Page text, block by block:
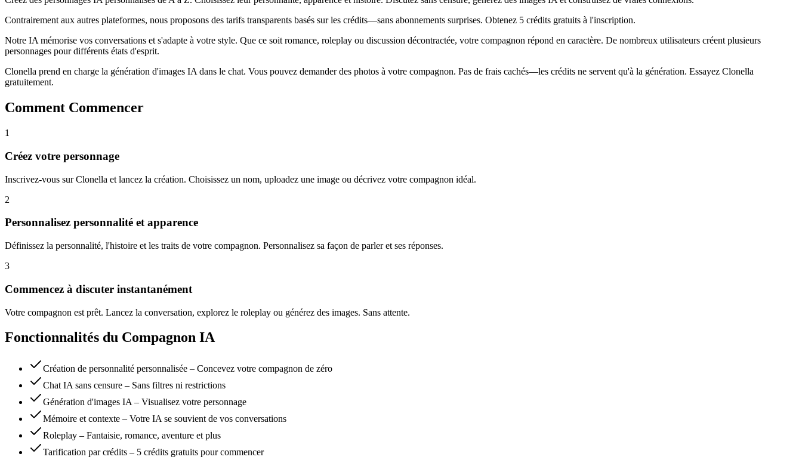
Contrairement aux autres plateformes, nous proposons des tarifs transparents basés sur les crédits—sans abonnements surprises. Obtenez 5 crédits gratuits à l'inscription.
Notre IA mémorise vos conversations et s'adapte à votre style. Que ce soit romance, roleplay ou discussion décontractée, votre compagnon répond en caractère. De nombreux utilisateurs créent plusieurs
personnages pour différents états d'esprit.
Clonella prend en charge la génération d'images IA dans le chat. Vous pouvez demander des photos à votre compagnon. Pas de frais cachés—les crédits ne servent qu'à la génération. Essayez Clonella
gratuitement.
Comment Commencer
1
Créez votre personnage
Inscrivez-vous sur Clonella et lancez la création. Choisissez un nom, uploadez une image ou décrivez votre compagnon idéal.
2
Personnalisez personnalité et apparence
Définissez la personnalité, l'histoire et les traits de votre compagnon. Personnalisez sa façon de parler et ses réponses.
3
Commencez à discuter instantanément
Votre compagnon est prêt. Lancez la conversation, explorez le roleplay ou générez des images. Sans attente.
Fonctionnalités du Compagnon IA
Création de personnalité personnalisée – Concevez votre compagnon de zéro
Chat IA sans censure – Sans filtres ni restrictions
Génération d'images IA – Visualisez votre personnage
Mémoire et contexte – Votre IA se souvient de vos conversations
Roleplay – Fantaisie, romance, aventure et plus
Tarification par crédits – 5 crédits gratuits pour commencer